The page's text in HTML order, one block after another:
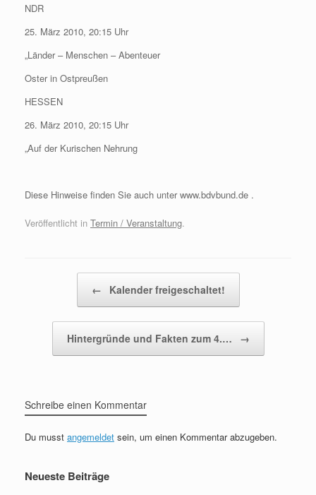
NDR
25. März 2010, 20:15 Uhr
„Länder – Menschen – Abenteuer
Oster in Ostpreußen
HESSEN
26. März 2010, 20:15 Uhr
„Auf der Kurischen Nehrung
Diese Hinweise finden Sie auch unter www.bdvbund.de .
Veröffentlicht in Termin / Veranstaltung.
← Kalender freigeschaltet!
Hintergründe und Fakten zum 4.… →
Schreibe einen Kommentar
Du musst angemeldet sein, um einen Kommentar abzugeben.
Neueste Beiträge